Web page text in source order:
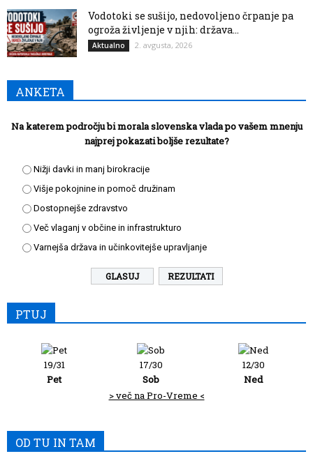
Vodotoki se sušijo, nedovoljeno črpanje pa
ogroža življenje v njih: država...
Aktualno 2. avgusta, 2026
ANKETA
Na katerem področju bi morala slovenska vlada po vašem mnenju
najprej pokazati boljše rezultate?
Nižji davki in manj birokracije
Višje pokojnine in pomoč družinam
Dostopnejše zdravstvo
Več vlaganj v občine in infrastrukturo
Varnejša država in učinkovitejše upravljanje
REZULTATI
PTUJ
19/31
Pet
17/30
Sob
12/30
Ned
> več na Pro-Vreme <
OD TU IN TAM